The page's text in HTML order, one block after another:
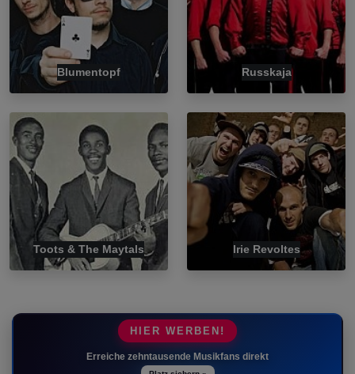
Blumentopf Russkaja
Toots & The Maytals Irie Revoltes
HIER WERBEN!
Erreiche zehntausende Musikfans direkt